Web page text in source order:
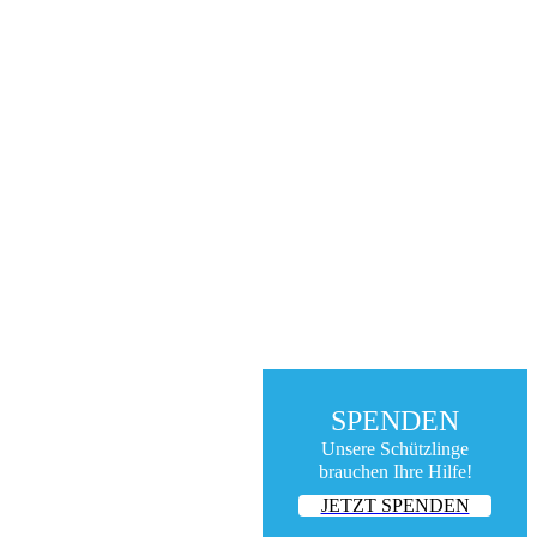
SPENDEN
Unsere Schützlinge
brauchen Ihre Hilfe!
JETZT SPENDEN